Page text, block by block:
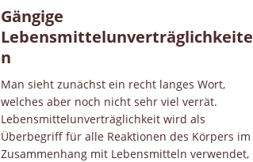
Gängige
Lebensmittelunverträglichkeite
n
Man sieht zunächst ein recht langes Wort,
welches aber noch nicht sehr viel verrät.
Lebensmittelunverträglichkeit wird als
Überbegriff für alle Reaktionen des Körpers im
Zusammenhang mit Lebensmitteln verwendet,